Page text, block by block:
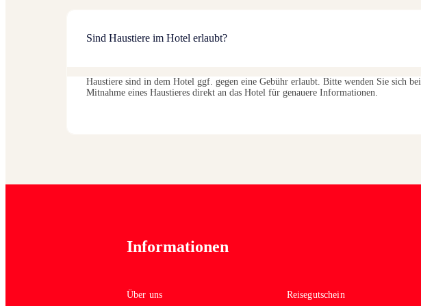
Sind Haustiere im Hotel erlaubt?
Haustiere sind in dem Hotel ggf. gegen eine Gebühr erlaubt. Bitte wenden Sie sich bei
Mitnahme eines Haustieres direkt an das Hotel für genauere Informationen.
Informationen
Über uns Reisegutschein